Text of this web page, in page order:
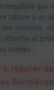
que
toiture à un
services,
et
années.
réparer
Sorinières